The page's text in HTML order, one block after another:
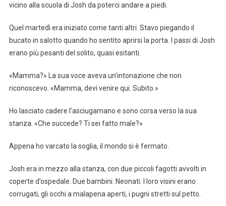
vicino alla scuola di Josh da poterci andare a piedi.
Quel martedì era iniziato come tanti altri. Stavo piegando il
bucato in salotto quando ho sentito aprirsi la porta. I passi di Josh
erano più pesanti del solito, quasi esitanti.
«Mamma?» La sua voce aveva un’intonazione che non
riconoscevo. «Mamma, devi venire qui. Subito.»
Ho lasciato cadere l’asciugamano e sono corsa verso la sua
stanza. «Che succede? Ti sei fatto male?»
Appena ho varcato la soglia, il mondo si è fermato.
Josh era in mezzo alla stanza, con due piccoli fagotti avvolti in
coperte d’ospedale. Due bambini. Neonati. I loro visini erano
corrugati, gli occhi a malapena aperti, i pugni stretti sul petto.